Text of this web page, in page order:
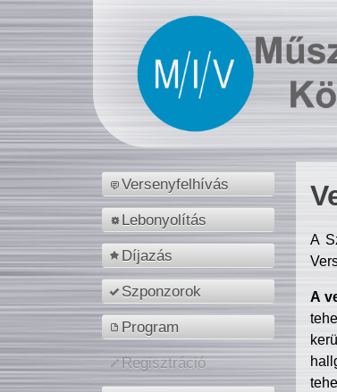
Versenyfelhívás
Lebonyolítás
Díjazás
Szponzorok
Program
Regisztráció
A
A